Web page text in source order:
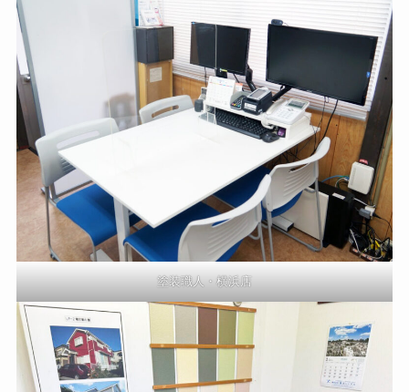
塗装職人・横浜店